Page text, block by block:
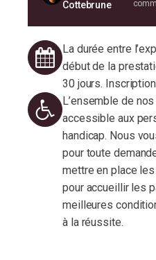
Alternance
d’échanges de
supports et outils
Mises en situation
de scenarii
contexte des
Réflexion
écrit et/ou
et des axes
Débriefing et
l’application des
Cottebrune
La durée entre
début de la
30 jours.
L’ensemble de
accessible aux
handicap. Nous
pour toute
mettre en place
pour accueillir les
meilleures
à la réussite.